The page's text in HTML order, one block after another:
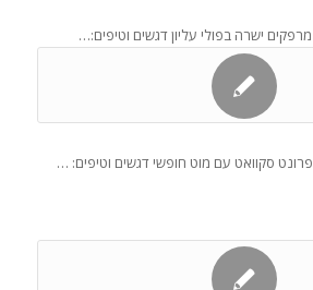
ישרה בפולי עליון דגשים וטיפים:…
פרונט סקוואט עם מוט חופשי דגשים וטיפים: …